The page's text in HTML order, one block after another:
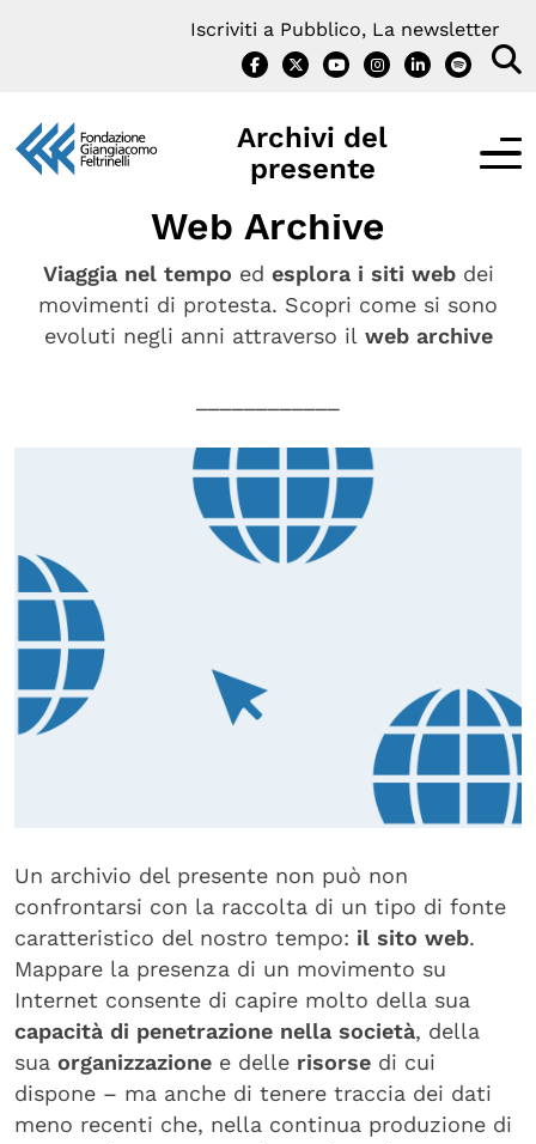
Iscriviti a Pubblico, La newsletter
Archivi del
presente
IL PROGETTO
Interviste
Notizie e Iniziative
Contatti
Ultima Generazione
Biblioteca
Documentazione
Web Archive
Web Archive
Viaggia nel tempo ed esplora i siti webdei
movimenti di protesta. Scopri come si sono
evoluti negli anni attraverso il web archive
Un archivio del presente non può non
confrontarsi con la raccolta di un tipo di fonte
caratteristico del nostro tempo: il sito web.
Mappare la presenza di un movimento su
Internet consente di capire molto della sua
capacità di penetrazione nella società, della
sua organizzazione e delle risorse di cui
dispone – ma anche di tenere traccia dei dati
meno recenti che, nella continua produzione di